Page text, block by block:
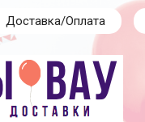
Доставка/Оплата